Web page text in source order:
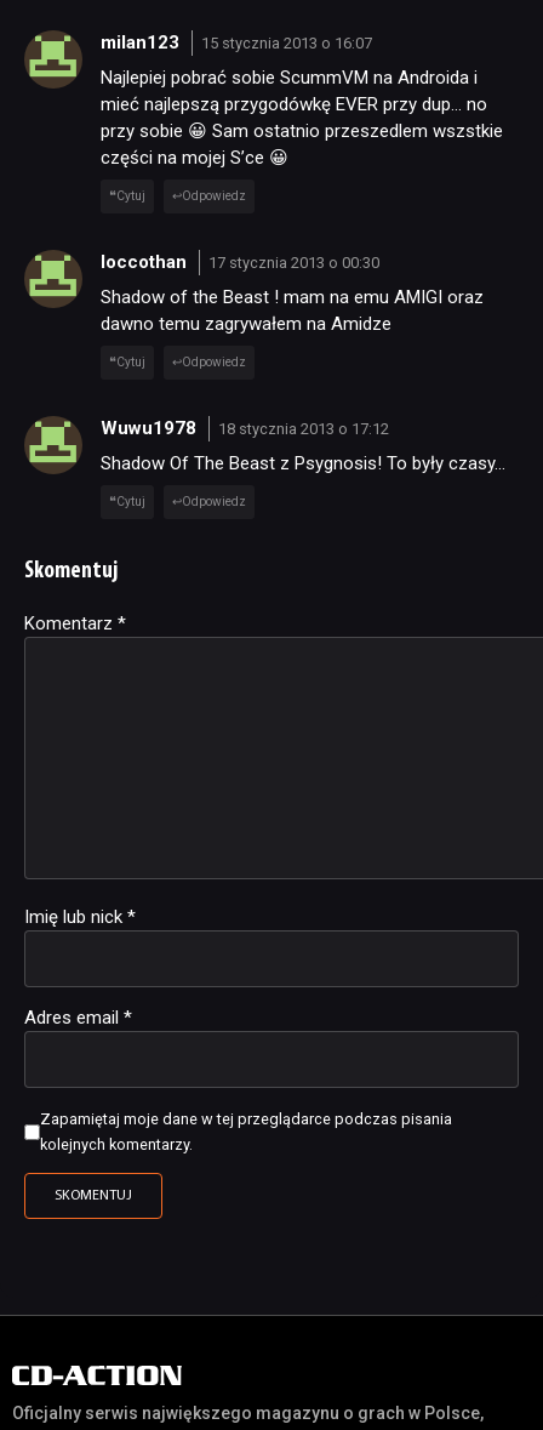
milan123 15 stycznia 2013 o 16:07
Najlepiej pobrać sobie ScummVM na Androida i
mieć najlepszą przygodówkę EVER przy dup… no
przy sobie 😀 Sam ostatnio przeszedlem wszstkie
części na mojej S’ce 😀
Cytuj Odpowiedz
loccothan 17 stycznia 2013 o 00:30
Shadow of the Beast ! mam na emu AMIGI oraz
dawno temu zagrywałem na Amidze
Cytuj Odpowiedz
Wuwu1978 18 stycznia 2013 o 17:12
Shadow Of The Beast z Psygnosis! To były czasy…
Cytuj Odpowiedz
Skomentuj
Komentarz *
Imię lub nick *
Adres email *
Zapamiętaj moje dane w tej przeglądarce podczas pisania
kolejnych komentarzy.
Alternative:
Oficjalny serwis największego magazynu o grach w Polsce,